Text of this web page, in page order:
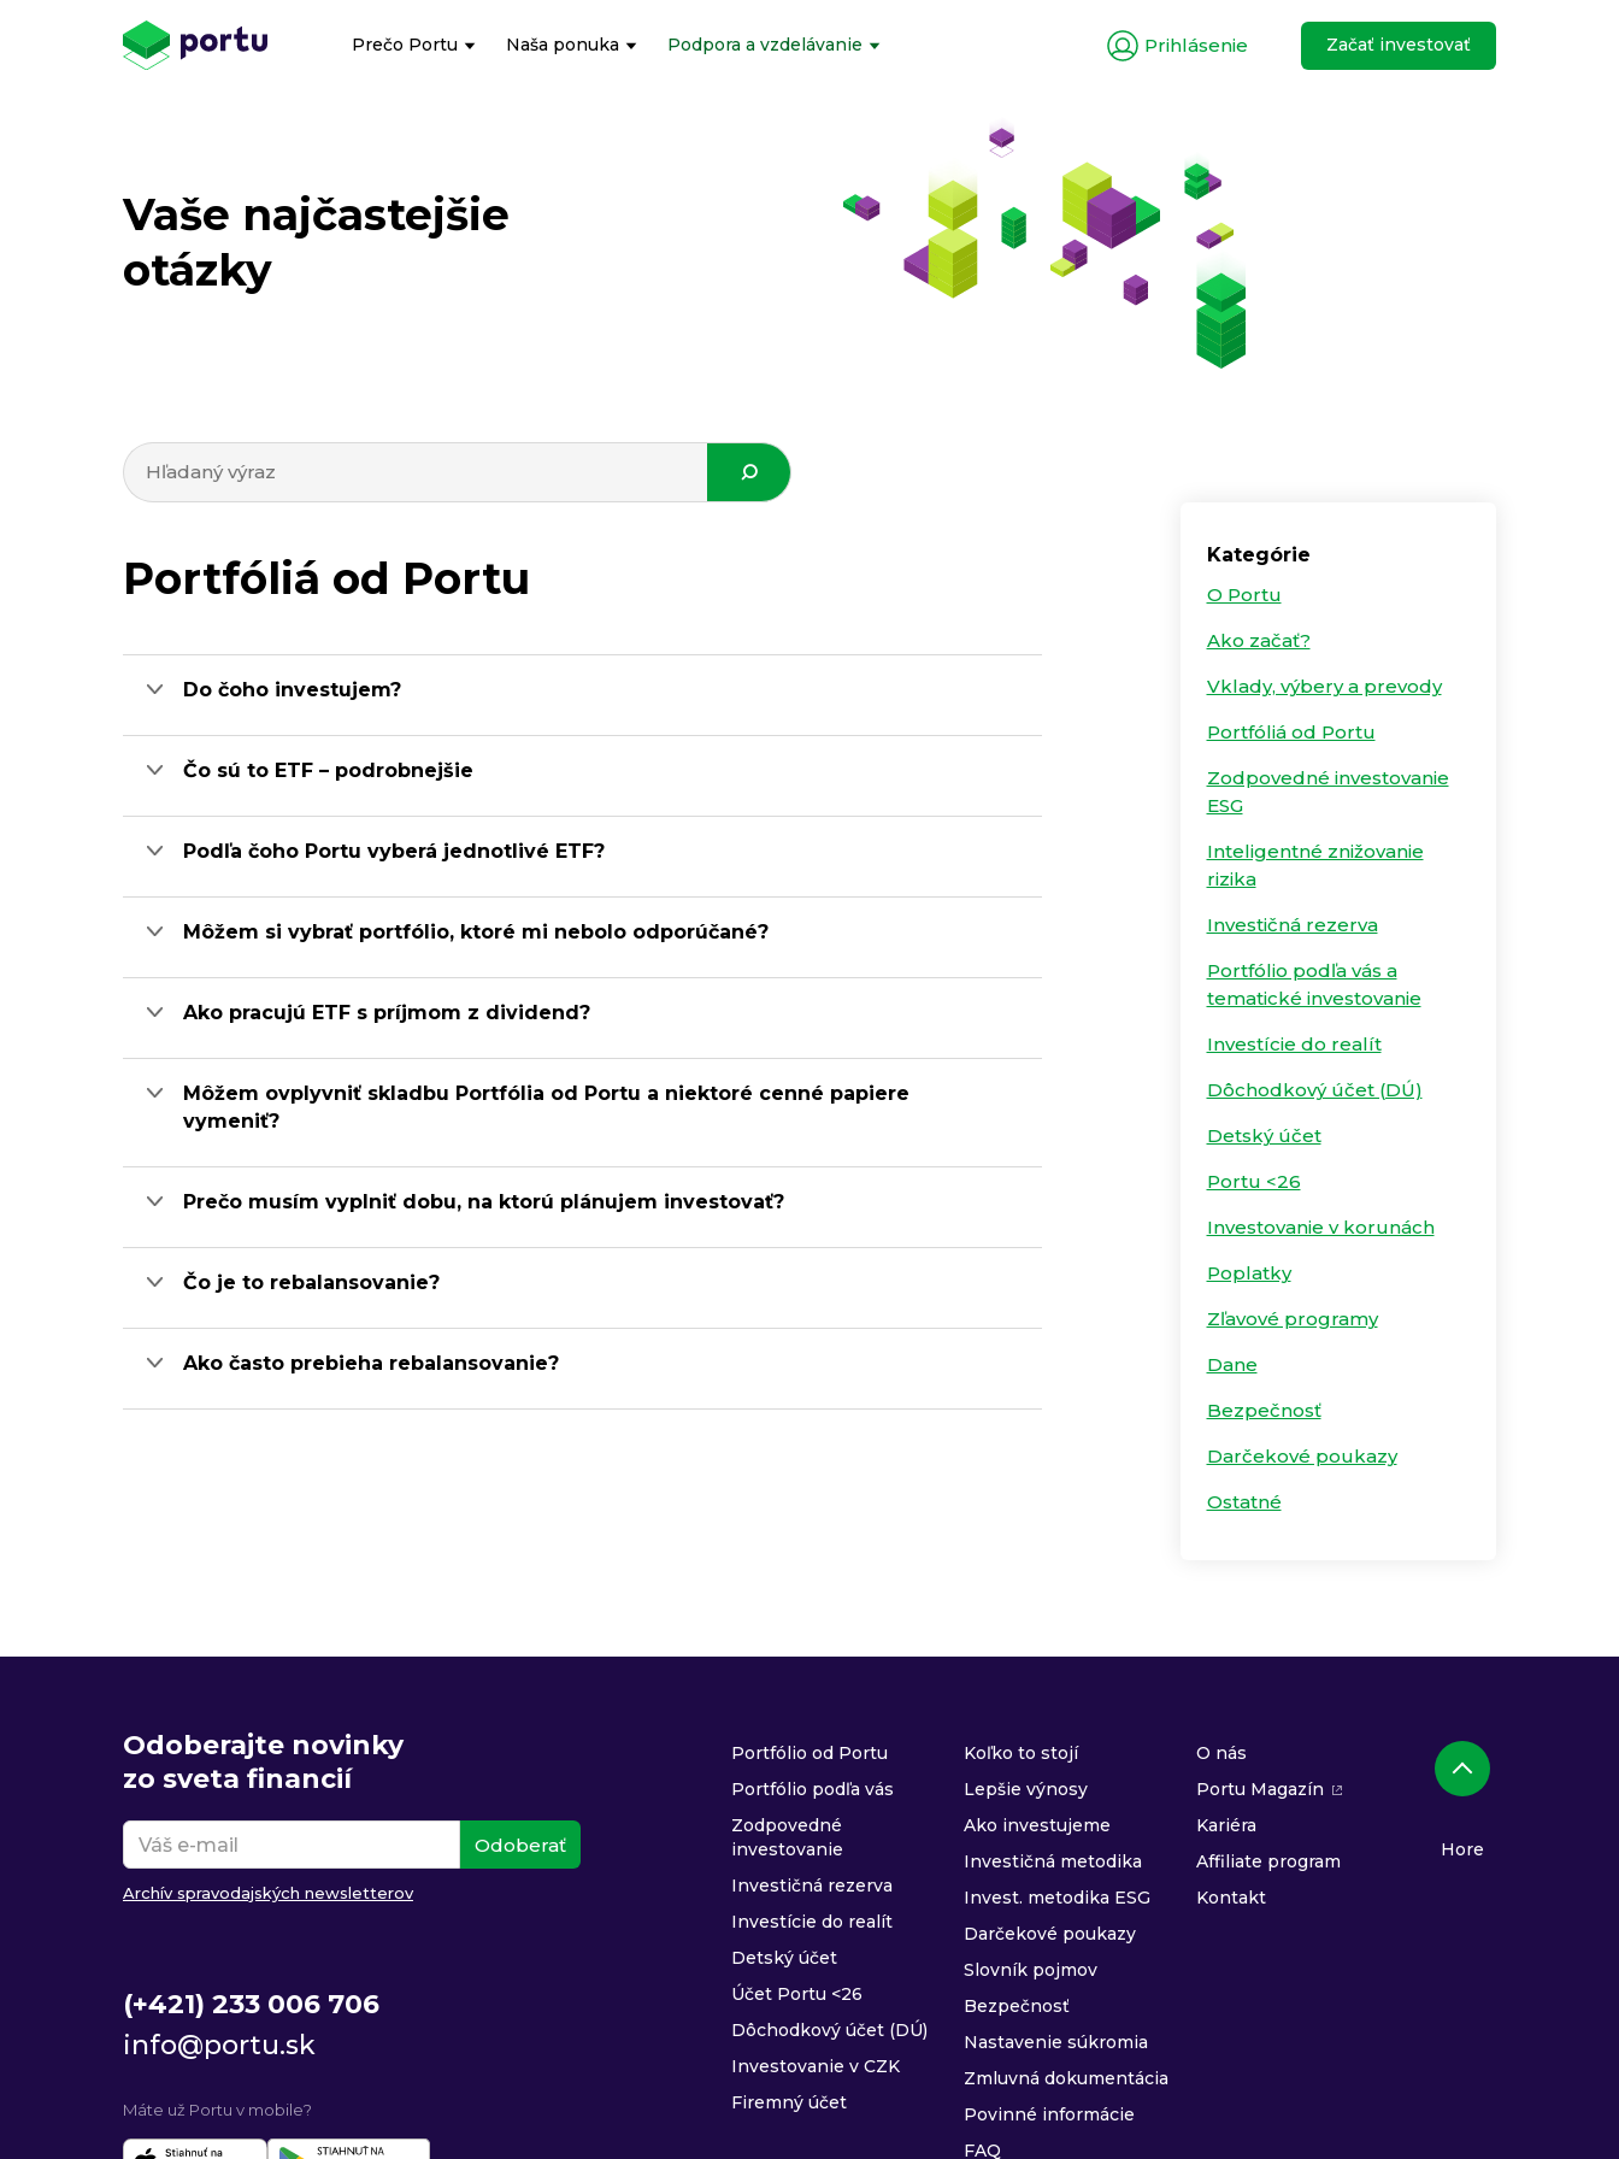
Prečo Portu Naša ponuka Podpora a vzdelávanie Prihlásenie Začať investovať
Vaše najčastejšie
otázky
Portfóliá od Portu
Do čoho investujem?
Čo sú to ETF – podrobnejšie
Podľa čoho Portu vyberá jednotlivé ETF?
Môžem si vybrať portfólio, ktoré mi nebolo odporúčané?
Ako pracujú ETF s príjmom z dividend?
Môžem ovplyvniť skladbu Portfólia od Portu a niektoré cenné papiere
vymeniť?
Prečo musím vyplniť dobu, na ktorú plánujem investovať?
Čo je to rebalansovanie?
Ako často prebieha rebalansovanie?
Kategórie
O Portu
Ako začať?
Vklady, výbery a prevody
Portfóliá od Portu
Zodpovedné investovanie
ESG
Inteligentné znižovanie
rizika
Investičná rezerva
Portfólio podľa vás a
tematické investovanie
Investície do realít
Dôchodkový účet (DÚ)
Detský účet
Portu <26
Investovanie v korunách
Poplatky
Zľavové programy
Dane
Bezpečnosť
Darčekové poukazy
Ostatné
Odoberajte novinky
zo sveta financií
Odoberať
Archív spravodajských newsletterov
(+421) 233 006 706
info@portu.sk
Máte už Portu v mobile?
Portfólio od Portu
Portfólio podľa vás
Zodpovedné
investovanie
Investičná rezerva
Investície do realít
Detský účet
Účet Portu <26
Dôchodkový účet (DÚ)
Investovanie v CZK
Firemný účet
Koľko to stojí
Lepšie výnosy
Ako investujeme
Investičná metodika
Invest. metodika ESG
Darčekové poukazy
Slovník pojmov
Bezpečnosť
Nastavenie súkromia
Zmluvná dokumentácia
Povinné informácie
FAQ
O nás
Portu Magazín
Kariéra
Affiliate program
Kontakt
Hore